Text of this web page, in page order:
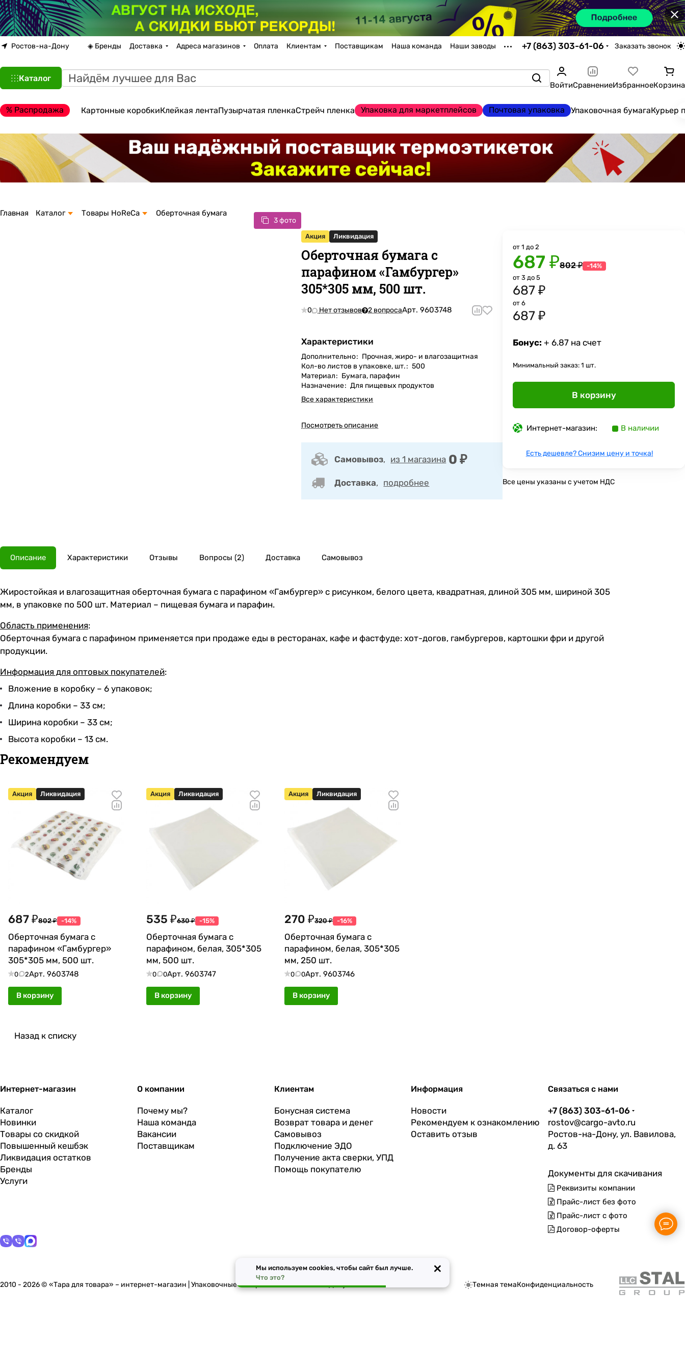
×
Ростов-на-Дону ◈ Бренды Доставка Адреса магазинов Оплата Клиентам Поставщикам Наша команда Наши заводы +7 (863) 303-61-06 Заказать звонок
Каталог
ВойтиСравнениеИзбранноеКорзина
% Распродажа Картонные коробкиКлейкая лентаПузырчатая пленкаСтрейч пленка Упаковка для маркетплейсов Почтовая упаковка Упаковочная бумагаКурьер
Главная Каталог Товары HoReCa Оберточная бумага
3 фото
Акция Ликвидация
Оберточная бумага с
парафином «Гамбургер»
305*305 мм, 500 шт.
0 Нет отзывов 2 вопросаАрт.9603748
Характеристики
Дополнительно: Прочная, жиро- и влагозащитная
Кол-во листов в упаковке, шт.: 500
Материал: Бумага, парафин
Назначение: Для пищевых продуктов
Все характеристики
Посмотреть описание
Самовывоз, из 1 магазина 0 ₽
Доставка, подробнее
от 1 до 2
687 ₽802 ₽ -14%
от 3 до 5
687 ₽
от 6
687 ₽
Бонус: + 6.87 на счет
Минимальный заказ: 1 шт.
В корзину
Интернет-магазин: В наличии
Есть дешевле? Снизим цену и точка!
Все цены указаны с учетом НДС
Описание Характеристики Отзывы Вопросы (2) Доставка Самовывоз
Жиростойкая и влагозащитная оберточная бумага с парафином «Гамбургер» с рисунком, белого цвета, квадратная, длиной 305 мм, шириной 305
мм, в упаковке по 500 шт. Материал – пищевая бумага и парафин.
Область применения:
Оберточная бумага с парафином применяется при продаже еды в ресторанах, кафе и фастфуде: хот-догов, гамбургеров, картошки фри и другой
продукции.
Информация для оптовых покупателей:
Вложение в коробку – 6 упаковок;
Длина коробки – 33 см;
Ширина коробки – 33 см;
Высота коробки – 13 см.
Рекомендуем
Акция Ликвидация
687 ₽802 ₽ -14%
Оберточная бумага с
парафином «Гамбургер»
305*305 мм, 500 шт.
0 2Арт. 9603748
В корзину
Акция Ликвидация
535 ₽630 ₽ -15%
Оберточная бумага с
парафином, белая, 305*305
мм, 500 шт.
0 0Арт.9603747
В корзину
Акция Ликвидация
270 ₽320 ₽ -16%
Оберточная бумага с
парафином, белая, 305*305
мм, 250 шт.
0 0Арт.9603746
В корзину
Назад к списку
Интернет-магазин
Каталог
Новинки
Товары со скидкой
Повышенный кешбэк
Ликвидация остатков
Бренды
Услуги
О компании
Почему мы?
Наша команда
Вакансии
Поставщикам
Клиентам
Бонусная система
Возврат товара и денег
Самовывоз
Подключение ЭДО
Получение акта сверки, УПД
Помощь покупателю
Информация
Новости
Рекомендуем к ознакомлению
Оставить отзыв
Связаться с нами
+7 (863) 303-61-06
rostov@cargo-avto.ru
Ростов-на-Дону, ул. Вавилова,
д. 63
Документы для скачивания
Реквизиты компании
Прайс-лист без фото
Прайс-лист с фото
Договор-оферты
2010 - 2026 © «Тара для товара» – интернет-магазин | Упаковочные материалы в Ростове-на-Дону Темная темаКонфиденциальность
Мы используем cookies, чтобы сайт был лучше.
Что это?
×